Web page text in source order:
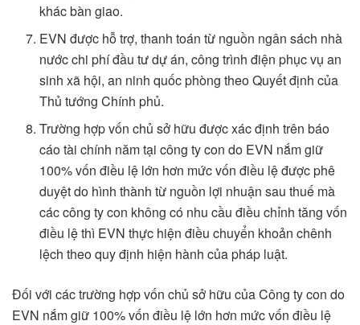
khác bàn giao.
EVN được hỗ trợ, thanh toán từ nguồn ngân sách nhà
nước chi phí đầu tư dự án, công trình điện phục vụ an
sinh xã hội, an ninh quốc phòng theo Quyết định của
Thủ tướng Chính phủ.
Trường hợp vốn chủ sở hữu được xác định trên báo
cáo tài chính năm tại công ty con do EVN nắm giữ
100% vốn điều lệ lớn hơn mức vốn điều lệ được phê
duyệt do hình thành từ nguồn lợi nhuận sau thuế mà
các công ty con không có nhu cầu điều chỉnh tăng vốn
điều lệ thì EVN thực hiện điều chuyển khoản chênh
lệch theo quy định hiện hành của pháp luật.
Đối với các trường hợp vốn chủ sở hữu của Công ty con do
EVN nắm giữ 100% vốn điều lệ lớn hơn mức vốn điều lệ